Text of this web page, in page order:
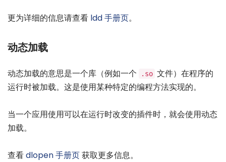
更为详细的信息请查看 ldd 手册页。
动态加载
动态加载的意思是一个库（例如一个 .so 文件）在程序的
运行时被加载。这是使用某种特定的编程方法实现的。
当一个应用使用可以在运行时改变的插件时，就会使用动态
加载。
查看dlopen 手册页获取更多信息。